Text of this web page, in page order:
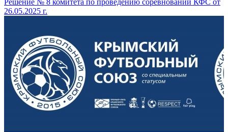
Решение № 8 комитета по проведению соревнований КФС от
26.05.2025 г.